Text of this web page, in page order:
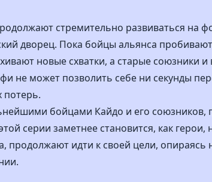
стремительно развиваться на
дворец. Пока бойцы альянса
новые схватки, а старые союзники и
не может позволить себе ни секунды
потерь.
бойцами Кайдо и его союзников,
серии заметнее становится, как герои,
продолжают идти к своей цели, опираясь